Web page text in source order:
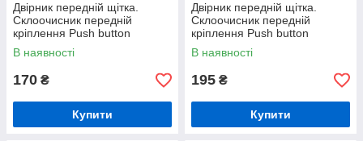
Двірник передній щітка.
Склоочисник передній
кріплення Push button
(велика кнопка) 19мм 450 мм
В наявності
170 ₴
Купити
Двірник передній щітка.
Склоочисник передній
кріплення Push button
(велика кнопка) 19мм 700 мм
В наявності
195 ₴
Купити